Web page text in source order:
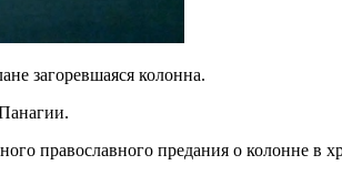
загоревшаяся колонна.
православного предания о колонне в